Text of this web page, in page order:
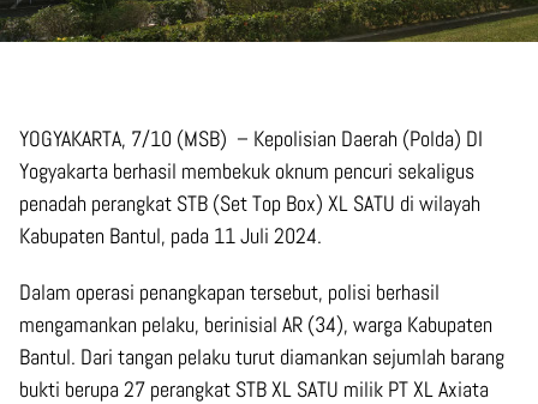
YOGYAKARTA, 7/10 (MSB) – Kepolisian Daerah (Polda) DI
Yogyakarta berhasil membekuk oknum pencuri sekaligus
penadah perangkat STB (Set Top Box) XL SATU di wilayah
Kabupaten Bantul, pada 11 Juli 2024.
Dalam operasi penangkapan tersebut, polisi berhasil
mengamankan pelaku, berinisial AR (34), warga Kabupaten
Bantul. Dari tangan pelaku turut diamankan sejumlah barang
bukti berupa 27 perangkat STB XL SATU milik PT XL Axiata